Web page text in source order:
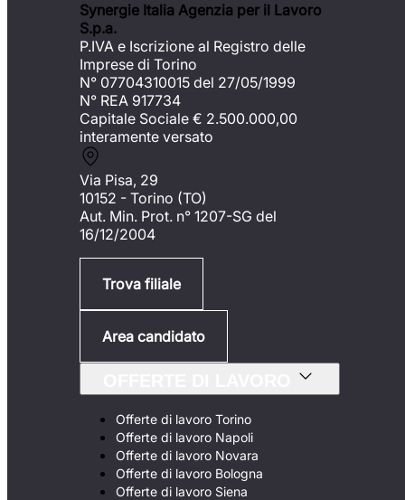
Synergie Italia Agenzia per il Lavoro
S.p.a.
P.IVA e Iscrizione al Registro delle
Imprese di Torino
N° 07704310015 del 27/05/1999
N° REA 917734
Capitale Sociale € 2.500.000,00
interamente versato
Via Pisa, 29
10152 - Torino (TO)
Aut. Min. Prot. n° 1207-SG del
16/12/2004
Trova filiale
Area candidato
Offerte di lavoro Torino
Offerte di lavoro Napoli
Offerte di lavoro Novara
Offerte di lavoro Bologna
Offerte di lavoro Siena